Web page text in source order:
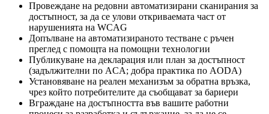
Провеждане на редовни автоматизирани сканирания за
достъпност, за да се улови откриваемата част от
нарушенията на WCAG
Допълване на автоматизираното тестване с ръчен
преглед с помощта на помощни технологии
Публикуване на декларация или план за достъпност
(задължителни по ACA; добра практика по AODA)
Установяване на реален механизъм за обратна връзка,
чрез който потребителите да съобщават за бариери
Вграждане на достъпността във вашите работни